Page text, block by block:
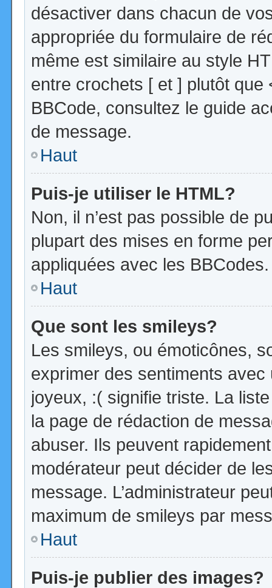
désactiver dans chacun de
appropriée du formulaire de
même est similaire au style
entre crochets [ et ] plutôt que
BBCode, consultez le guide
de message.
Haut
Puis-je utiliser le HTML?
Non, il n’est pas possible de
plupart des mises en forme
appliquées avec les BBCodes.
Haut
Que sont les smileys?
Les smileys, ou émoticônes,
exprimer des sentiments
joyeux, :( signifie triste. La
la page de rédaction de
abuser. Ils peuvent
modérateur peut décider de
message. L’administrateur
maximum de smileys par
Haut
Puis-je publier des images?